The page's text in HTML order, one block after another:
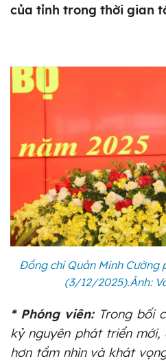
của tỉnh trong thời gian
Đồng chí Quản Minh Cường
(3/12/2025).Ảnh:
* Phóng viên:Trong bối
kỷ nguyên phát triển
hơn tầm nhìn và khát